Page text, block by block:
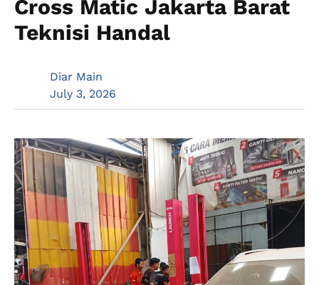
Cross Matic Jakarta Barat
Teknisi Handal
Diar Main
July 3, 2026